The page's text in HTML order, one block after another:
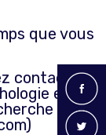
que vous
contacter
et
de
)